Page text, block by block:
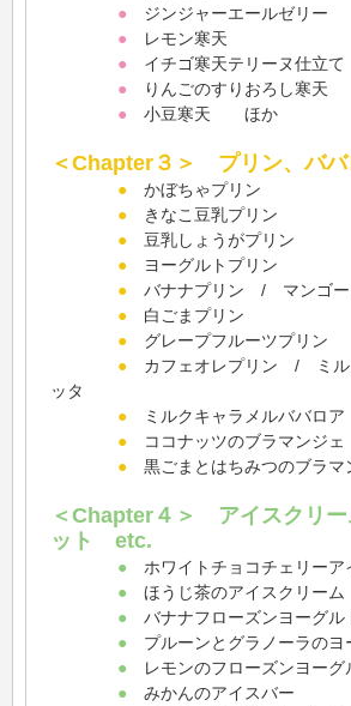
● ジンジャーエールゼリー
● レモン寒天
● イチゴ寒天テリーヌ仕立て
● りんごのすりおろし寒天
● 小豆寒天 ほか
＜Chapter３＞ プリン、バ
● かぼちゃプリン
● きなこ豆乳プリン
● 豆乳しょうがプリン
● ヨーグルトプリン
● バナナプリン / マンゴー
● 白ごまプリン
● グレープフルーツプリン
● カフェオレプリン / ミル
ッタ
● ミルクキャラメルババロ
● ココナッツのブラマンジェ
● 黒ごまとはちみつのブラマ
＜Chapter４＞ アイスクリー
ット etc.
● ホワイトチョコチェリーア
● ほうじ茶のアイスクリーム
● バナナフローズンヨーグル
● プルーンとグラノーラのヨ
● レモンのフローズンヨーグ
● みかんのアイスバー